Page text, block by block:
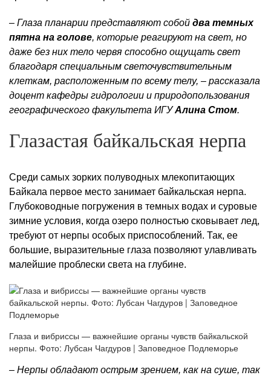
– Глаза планарии представляют собой два темных
пятна на голове, которые реагируют на свет, но
даже без них тело червя способно ощущать свет
благодаря специальным светочувствительным
клеткам, расположенным по всему телу, – рассказала
доцент кафедры гидрологии и природопользования
географического факультета ИГУАлина Стом.
Глазастая байкальская нерпа
Среди самых зорких полуводных млекопитающих
Байкала первое место занимает байкальская нерпа.
Глубоководные погружения в темных водах и суровые
зимние условия, когда озеро полностью сковывает лед,
требуют от нерпы особых приспособлений. Так, ее
большие, выразительные глаза позволяют улавливать
малейшие проблески света на глубине.
Глаза и вибриссы — важнейшие органы чувств байкальской
нерпы. Фото: Лубсан Чагдуров | Заповедное Подлеморье
– Нерпы обладают острым зрением, как на суше, так